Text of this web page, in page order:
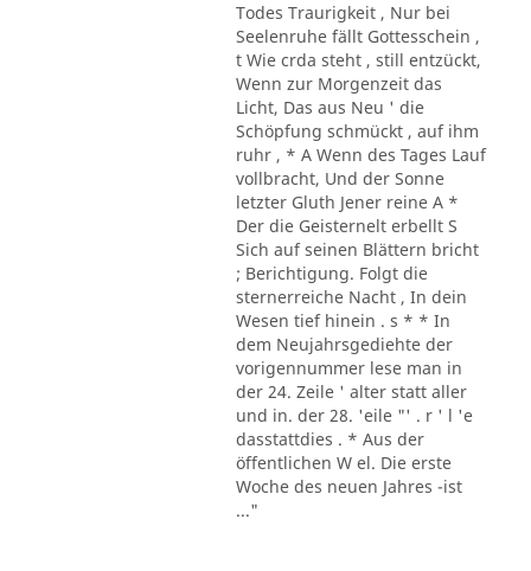
Todes Traurigkeit , Nur bei
Seelenruhe fällt Gottesschein ,
t Wie crda steht , still entzückt,
Wenn zur Morgenzeit das
Licht, Das aus Neu ' die
Schöpfung schmückt , auf ihm
ruhr , * A Wenn des Tages Lauf
vollbracht, Und der Sonne
letzter Gluth Jener reine A *
Der die Geisternelt erbellt S
Sich auf seinen Blättern bricht
; Berichtigung. Folgt die
sternerreiche Nacht , In dein
Wesen tief hinein . s * * In
dem Neujahrsgediehte der
vorigennummer lese man in
der 24. Zeile ' alter statt aller
und in. der 28. 'eile "' . r ' l 'e
dasstattdies . * Aus der
öffentlichen W el. Die erste
Woche des neuen Jahres -ist
..."